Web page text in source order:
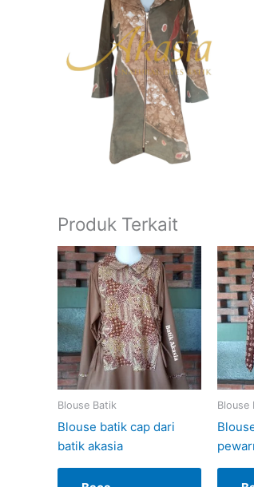
Produk Terkait
Blouse Batik
Blouse batik cap dari
batik akasia
Blouse